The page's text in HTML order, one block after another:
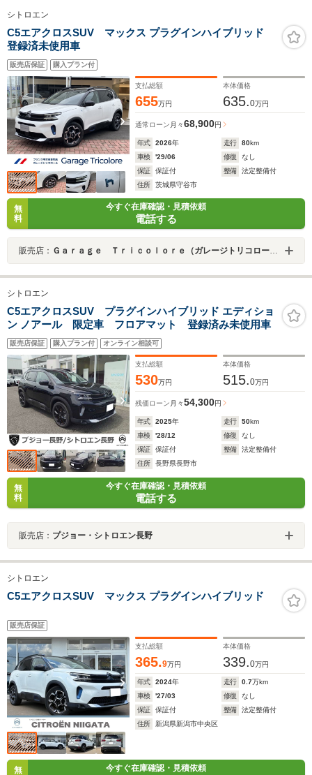
シトロエン
C5エアクロスSUV マックス プラグインハイブリッド
登録済未使用車
販売店保証 購入プラン付
支払総額
655万円
本体価格
635.0万円
通常ローン 月々68,900円
年式 2026年 走行 80km
車検
'29/06 修復
なし
保証
保証付 整備
法定整備付
住所
茨城県守谷市
無
料
今すぐ在庫確認・見積依頼
電話する
販売店： Ｇａｒａｇｅ Ｔｒｉｃｏｌｏｒｅ（ガレージトリコロール）
シトロエン
C5エアクロスSUV プラグインハイブリッド エディショ
ン ノアール 限定車 フロアマット 登録済み未使用車
販売店保証 購入プラン付 オンライン相談可
支払総額
530万円
本体価格
515.0万円
残価ローン 月々54,300円
年式 2025年 走行 50km
車検
'28/12 修復
なし
保証
保証付 整備
法定整備付
住所
長野県長野市
無
料
今すぐ在庫確認・見積依頼
電話する
販売店： プジョー・シトロエン長野
シトロエン
C5エアクロスSUV マックス プラグインハイブリッド
販売店保証
支払総額
365.9万円
本体価格
339.0万円
年式 2024年 走行 0.7万km
車検
'27/03 修復
なし
保証
保証付 整備
法定整備付
住所
新潟県新潟市中央区
無 今すぐ在庫確認・見積依頼